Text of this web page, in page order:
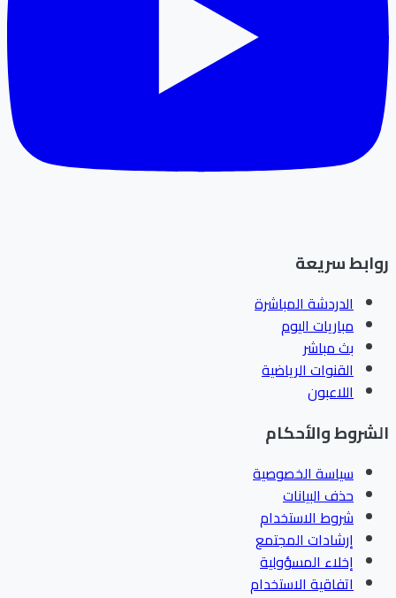
سريعة
الدردشة المباشرة
مباريات اليوم
بث مباشر
القنوات الرياضية
اللاعبون
والأحكام
سياسة الخصوصية
حذف البيانات
شروط الاستخدام
إرشادات المجتمع
إخلاء المسؤولية
اتفاقية الاستخدام